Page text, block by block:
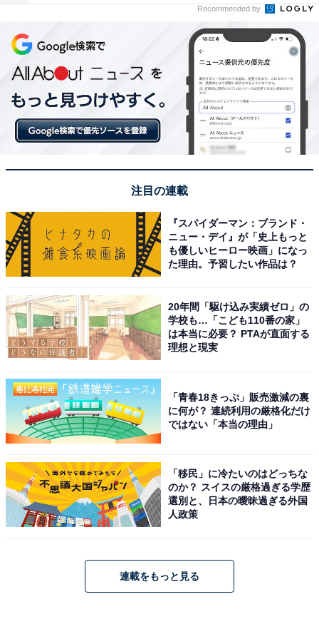
Recommended by
注目の連載
『スパイダーマン：ブランド・
ニュー・デイ』が「史上もっと
も優しいヒーロー映画」になっ
た理由。予習したい作品は？
20年間「駆け込み実績ゼロ」の
学校も…「こども110番の家」
は本当に必要？ PTAが直面する
理想と現実
「青春18きっぷ」販売激減の裏
に何が？ 連続利用の厳格化だけ
ではない「本当の理由」
「移民」に冷たいのはどっちな
のか？ スイスの厳格過ぎる学歴
選別と、日本の曖昧過ぎる外国
人政策
連載をもっと見る